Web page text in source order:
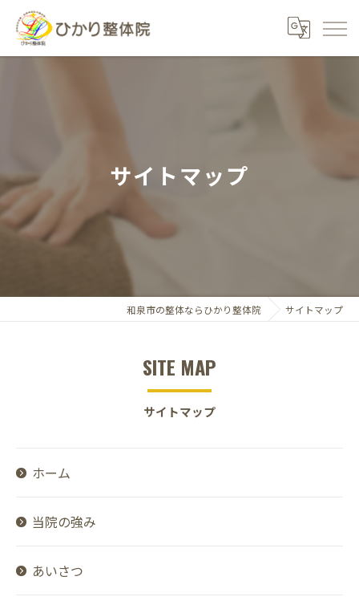
サイトマップ
和泉市の整体ならひかり整体院 サイトマップ
サイトマップ
SITE MAP
ホーム
当院の強み
あいさつ